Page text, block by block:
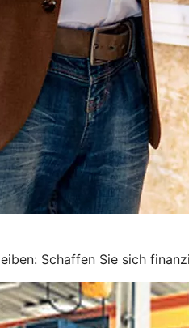
Schaffen Sie sich